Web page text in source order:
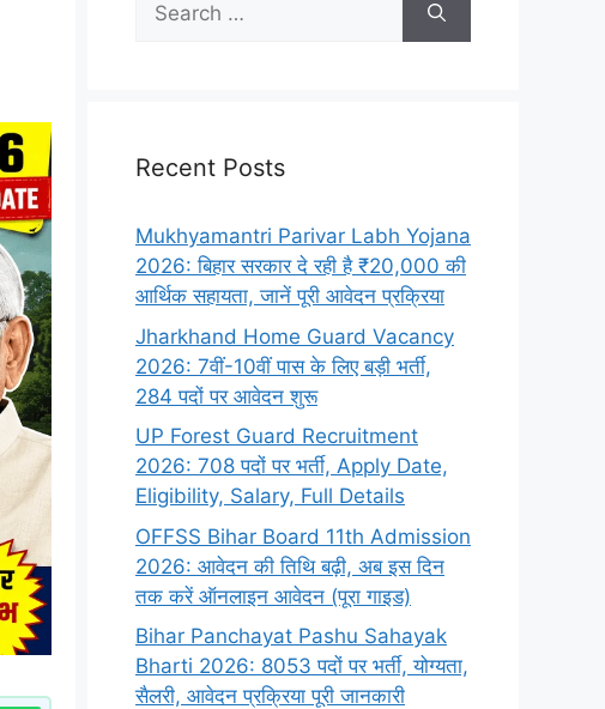
Recent Posts
Mukhyamantri Parivar Labh Yojana
2026: बिहार सरकार दे रही है ₹20,000 की
आर्थिक सहायता, जानें पूरी आवेदन प्रक्रिया
Jharkhand Home Guard Vacancy
2026: 7वीं-10वीं पास के लिए बड़ी भर्ती,
284 पदों पर आवेदन शुरू
UP Forest Guard Recruitment
2026: 708 पदों पर भर्ती, Apply Date,
Eligibility, Salary, Full Details
OFFSS Bihar Board 11th Admission
2026: आवेदन की तिथि बढ़ी, अब इस दिन
तक करें ऑनलाइन आवेदन (पूरा गाइड)
Bihar Panchayat Pashu Sahayak
Bharti 2026: 8053 पदों पर भर्ती, योग्यता,
सैलरी, आवेदन प्रक्रिया पूरी जानकारी